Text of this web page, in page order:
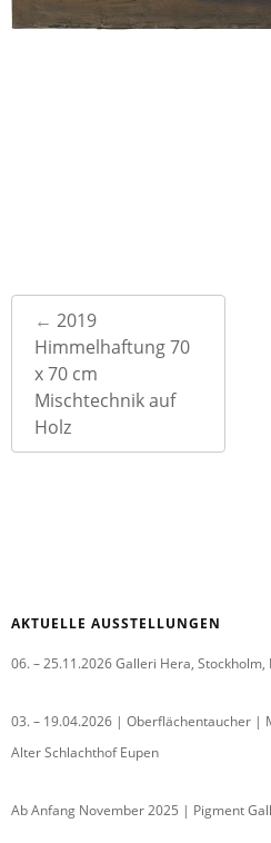
Post
navigation
← 2019
Himmelhaftung 70
x 70 cm
Mischtechnik auf
Holz
AKTUELLE AUSSTELLUNGEN
06. – 25.11.2026 Galleri Hera,
03. – 19.04.2026 | Oberflächentaucher |
Alter Schlachthof Eupen
Ab Anfang November 2025 | Pigment